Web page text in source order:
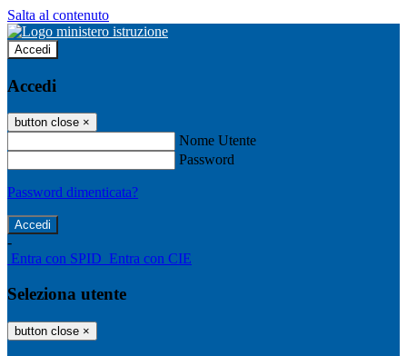
Salta al contenuto
Accedi
Accedi
button close ×
Nome Utente
Password
Password dimenticata?
-
Entra con SPID Entra con CIE
Seleziona utente
button close ×